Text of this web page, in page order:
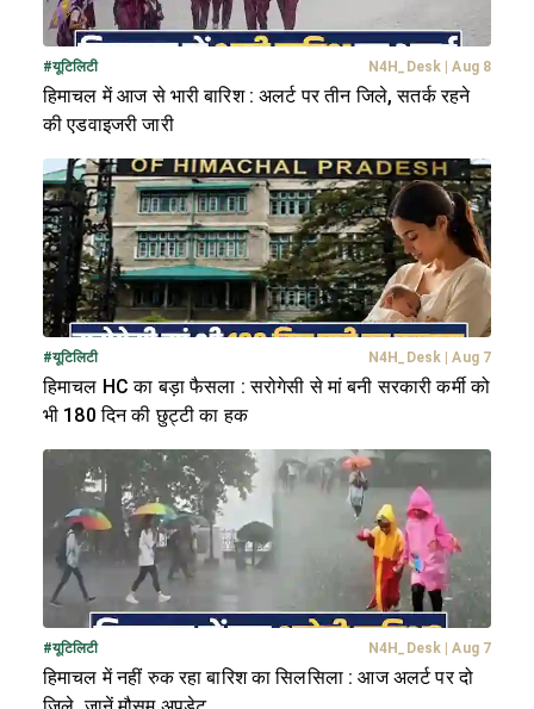
#यूटिलिटी N4H_Desk Aug 8
हिमाचल में आज से भारी बारिश : अलर्ट पर तीन जिले, सतर्क रहने
की एडवाइजरी जारी
#यूटिलिटी N4H_Desk Aug 7
हिमाचल HC का बड़ा फैसला : सरोगेसी से मां बनी सरकारी कर्मी को
भी 180 दिन की छुट्टी का हक
#यूटिलिटी N4H_Desk Aug 7
हिमाचल में नहीं रुक रहा बारिश का सिलसिला : आज अलर्ट पर दो